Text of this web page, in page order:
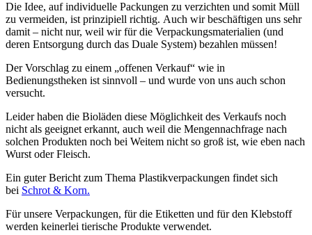
Die Idee, auf individuelle Packungen zu verzichten und somit Müll
zu vermeiden, ist prinzipiell richtig. Auch wir beschäftigen uns sehr
damit – nicht nur, weil wir für die Verpackungsmaterialien (und
deren Entsorgung durch das Duale System) bezahlen müssen!
Der Vorschlag zu einem „offenen Verkauf“ wie in
Bedienungstheken ist sinnvoll – und wurde von uns auch schon
versucht.
Leider haben die Bioläden diese Möglichkeit des Verkaufs noch
nicht als geeignet erkannt, auch weil die Mengennachfrage nach
solchen Produkten noch bei Weitem nicht so groß ist, wie eben nach
Wurst oder Fleisch.
Ein guter Bericht zum Thema Plastikverpackungen findet sich
bei Schrot & Korn.
Für unsere Verpackungen, für die Etiketten und für den Klebstoff
werden keinerlei tierische Produkte verwendet.